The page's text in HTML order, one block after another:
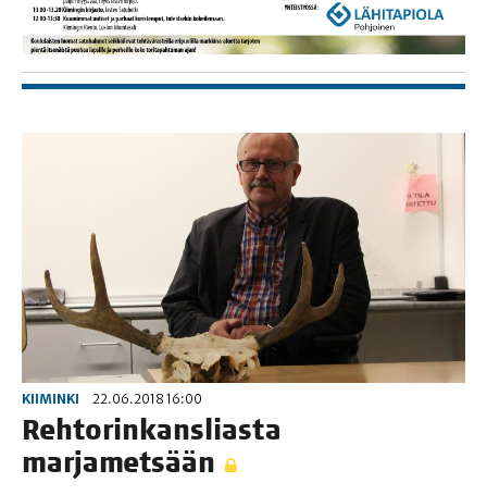
KIIMINKI 22.06.2018 16:00
Reh­to­rin­kans­lias­ta
marjametsään